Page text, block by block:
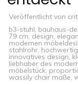
Veröffentlicht von
b3-stuhl, bauhaus-
79 cm, design,
modernen
stahlrohr,
innovatives design,
liebhaber des
möbelstück,
wassily chair maße,